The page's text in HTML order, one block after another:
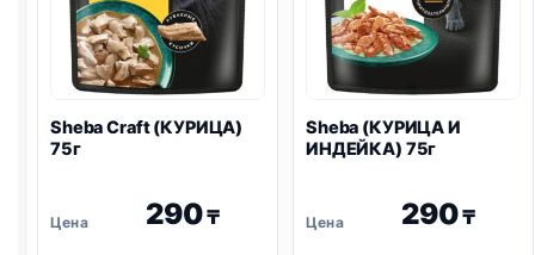
Sheba Craft (КУРИЦА)
75г
290₸
Sheba (КУРИЦА И
ИНДЕЙКА) 75г
290₸